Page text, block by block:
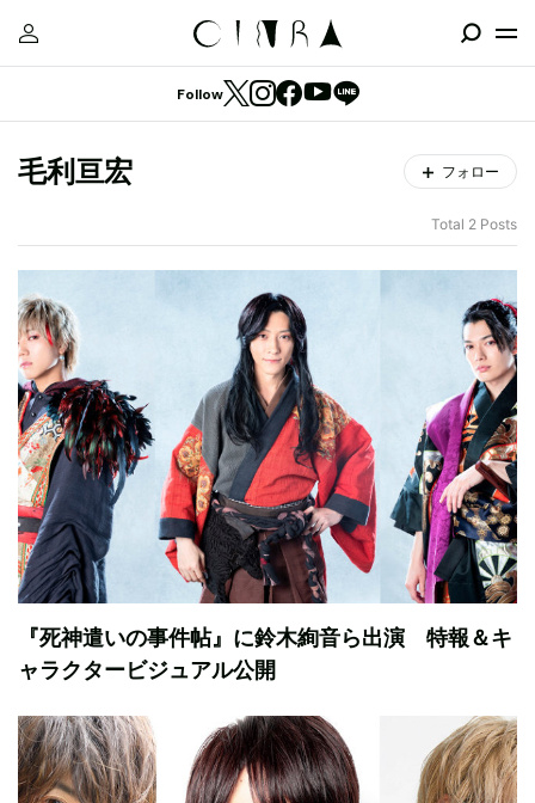
Follow
毛利亘宏 フォロー
Total 2 Posts
『死神遣いの事件帖』に鈴木絢音ら出演 特報＆キ
ャラクタービジュアル公開